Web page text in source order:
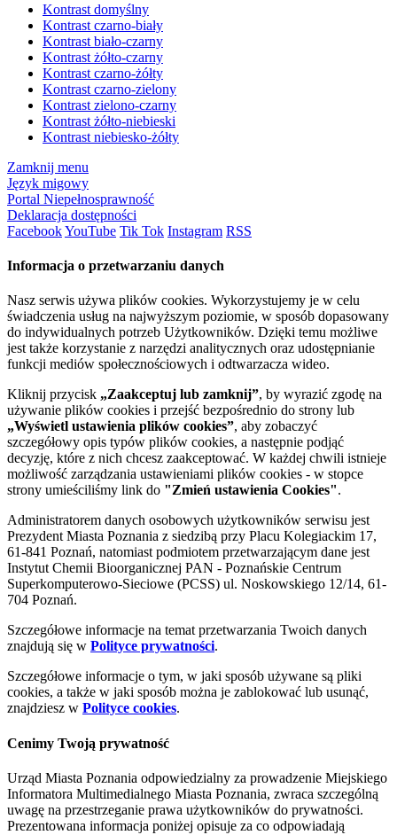
Kontrast domyślny
Kontrast czarno-biały
Kontrast biało-czarny
Kontrast żółto-czarny
Kontrast czarno-żółty
Kontrast czarno-zielony
Kontrast zielono-czarny
Kontrast żółto-niebieski
Kontrast niebiesko-żółty
Zamknij menu
Język migowy
Portal Niepełnosprawność
Deklaracja dostępności
FacebookYouTube Tik Tok Instagram RSS
Informacja o przetwarzaniu danych
Nasz serwis używa plików cookies. Wykorzystujemy je w celu
świadczenia usług na najwyższym poziomie, w sposób dopasowany
do indywidualnych potrzeb Użytkowników. Dzięki temu możliwe
jest także korzystanie z narzędzi analitycznych oraz udostępnianie
funkcji mediów społecznościowych i odtwarzacza wideo.
Kliknij przycisk „Zaakceptuj lub zamknij”, by wyrazić zgodę na
używanie plików cookies i przejść bezpośrednio do strony lub
„Wyświetl ustawienia plików cookies”, aby zobaczyć
szczegółowy opis typów plików cookies, a następnie podjąć
decyzję, które z nich chcesz zaakceptować. W każdej chwili istnieje
możliwość zarządzania ustawieniami plików cookies - w stopce
strony umieściliśmy link do "Zmień ustawienia Cookies".
Administratorem danych osobowych użytkowników serwisu jest
Prezydent Miasta Poznania z siedzibą przy Placu Kolegiackim 17,
61-841 Poznań, natomiast podmiotem przetwarzającym dane jest
Instytut Chemii Bioorganicznej PAN - Poznańskie Centrum
Superkomputerowo-Sieciowe (PCSS) ul. Noskowskiego 12/14, 61-
704 Poznań.
Szczegółowe informacje na temat przetwarzania Twoich danych
znajdują się w Polityce prywatności.
Szczegółowe informacje o tym, w jaki sposób używane są pliki
cookies, a także w jaki sposób można je zablokować lub usunąć,
znajdziesz w Polityce cookies.
Cenimy Twoją prywatność
Urząd Miasta Poznania odpowiedzialny za prowadzenie Miejskiego
Informatora Multimedialnego Miasta Poznania, zwraca szczególną
uwagę na przestrzeganie prawa użytkowników do prywatności.
Prezentowana informacja poniżej opisuje za co odpowiadają